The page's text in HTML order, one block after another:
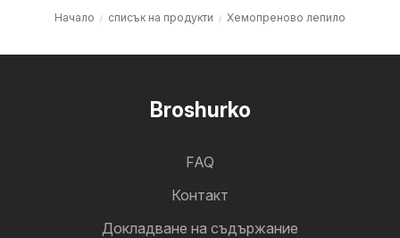
Начало списък на продукти Хемопреново лепило
Broshurko
FAQ
Контакт
Докладване на съдържание